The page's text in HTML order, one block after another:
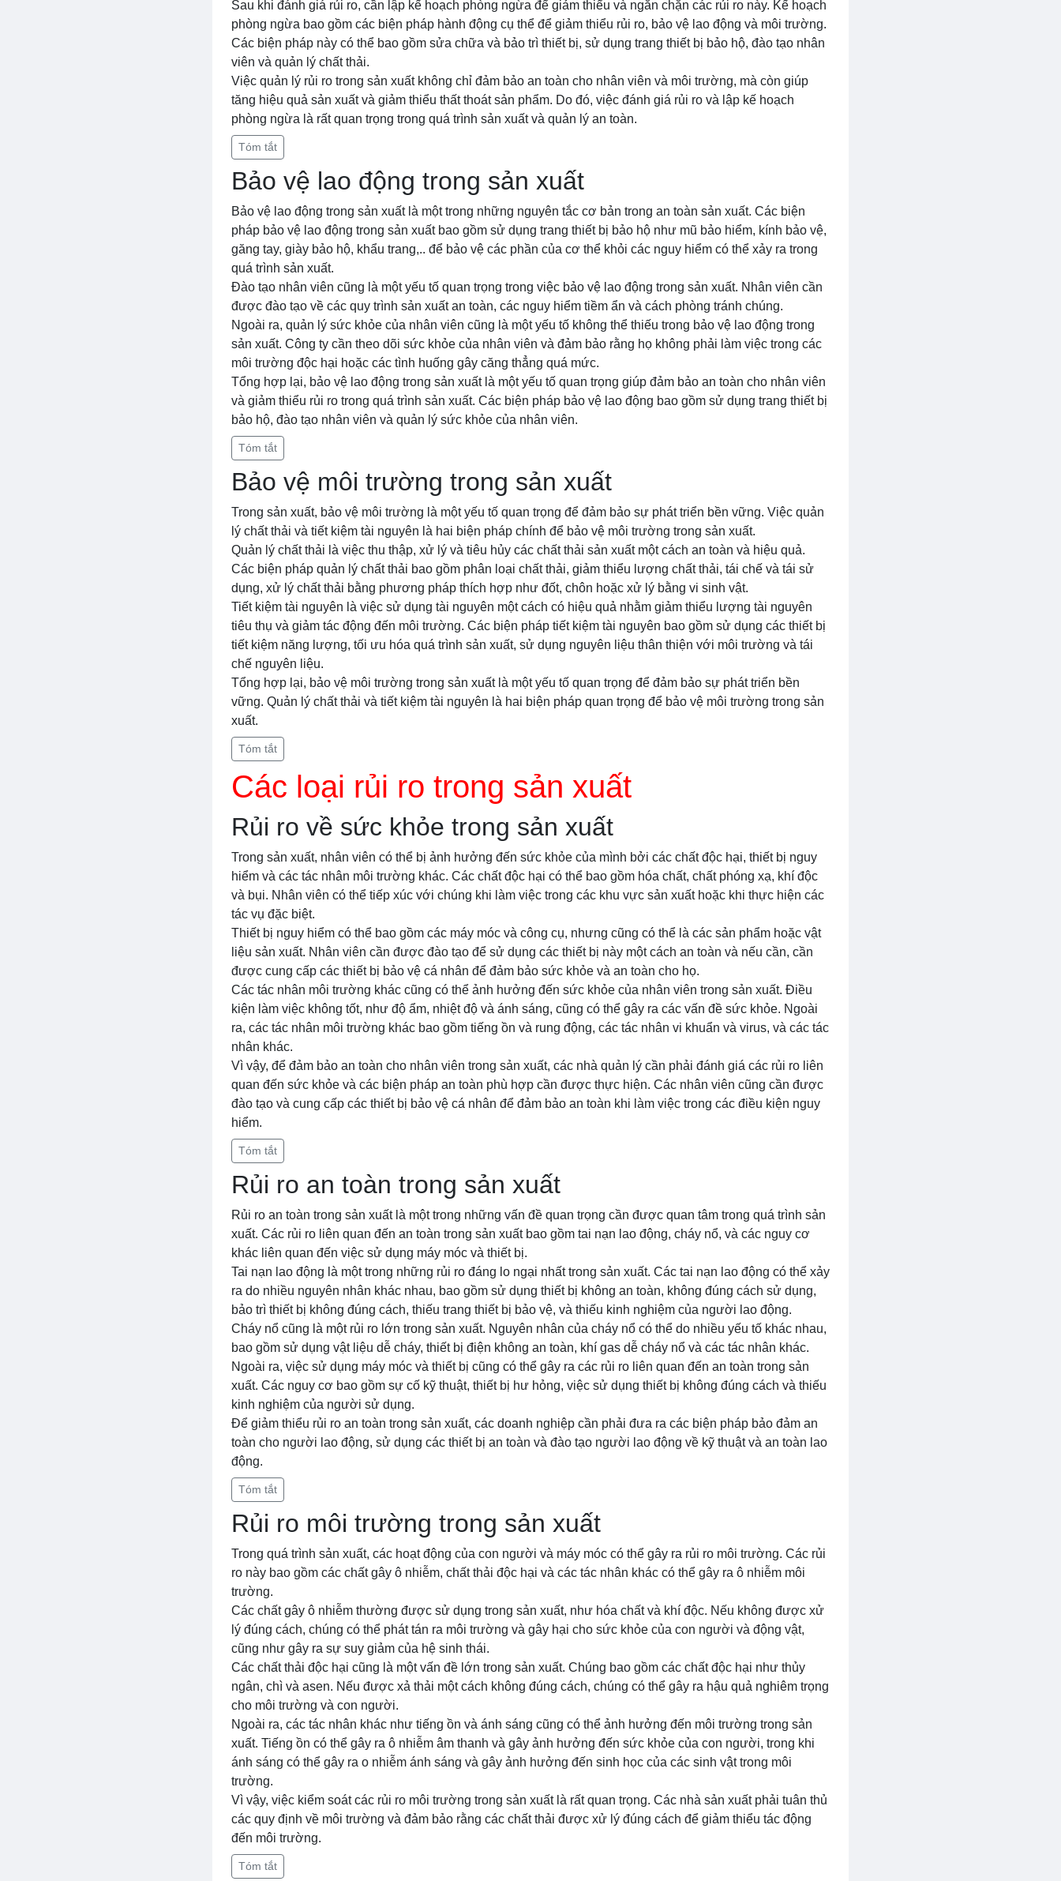
Sau khi đánh giá rủi ro, cần lập kế hoạch phòng ngừa để giảm thiểu và ngăn chặn các rủi ro này. Kế hoạch
phòng ngừa bao gồm các biện pháp hành động cụ thể để giảm thiểu rủi ro, bảo vệ lao động và môi trường.
Các biện pháp này có thể bao gồm sửa chữa và bảo trì thiết bị, sử dụng trang thiết bị bảo hộ, đào tạo nhân
viên và quản lý chất thải.
Việc quản lý rủi ro trong sản xuất không chỉ đảm bảo an toàn cho nhân viên và môi trường, mà còn giúp
tăng hiệu quả sản xuất và giảm thiểu thất thoát sản phẩm. Do đó, việc đánh giá rủi ro và lập kế hoạch
phòng ngừa là rất quan trọng trong quá trình sản xuất và quản lý an toàn.
Tóm tắt
Bảo vệ lao động trong sản xuất
Bảo vệ lao động trong sản xuất là một trong những nguyên tắc cơ bản trong an toàn sản xuất. Các biện
pháp bảo vệ lao động trong sản xuất bao gồm sử dụng trang thiết bị bảo hộ như mũ bảo hiểm, kính bảo vệ,
găng tay, giày bảo hộ, khẩu trang,.. để bảo vệ các phần của cơ thể khỏi các nguy hiểm có thể xảy ra trong
quá trình sản xuất.
Đào tạo nhân viên cũng là một yếu tố quan trọng trong việc bảo vệ lao động trong sản xuất. Nhân viên cần
được đào tạo về các quy trình sản xuất an toàn, các nguy hiểm tiềm ẩn và cách phòng tránh chúng.
Ngoài ra, quản lý sức khỏe của nhân viên cũng là một yếu tố không thể thiếu trong bảo vệ lao động trong
sản xuất. Công ty cần theo dõi sức khỏe của nhân viên và đảm bảo rằng họ không phải làm việc trong các
môi trường độc hại hoặc các tình huống gây căng thẳng quá mức.
Tổng hợp lại, bảo vệ lao động trong sản xuất là một yếu tố quan trọng giúp đảm bảo an toàn cho nhân viên
và giảm thiểu rủi ro trong quá trình sản xuất. Các biện pháp bảo vệ lao động bao gồm sử dụng trang thiết bị
bảo hộ, đào tạo nhân viên và quản lý sức khỏe của nhân viên.
Tóm tắt
Bảo vệ môi trường trong sản xuất
Trong sản xuất, bảo vệ môi trường là một yếu tố quan trọng để đảm bảo sự phát triển bền vững. Việc quản
lý chất thải và tiết kiệm tài nguyên là hai biện pháp chính để bảo vệ môi trường trong sản xuất.
Quản lý chất thải là việc thu thập, xử lý và tiêu hủy các chất thải sản xuất một cách an toàn và hiệu quả.
Các biện pháp quản lý chất thải bao gồm phân loại chất thải, giảm thiểu lượng chất thải, tái chế và tái sử
dụng, xử lý chất thải bằng phương pháp thích hợp như đốt, chôn hoặc xử lý bằng vi sinh vật.
Tiết kiệm tài nguyên là việc sử dụng tài nguyên một cách có hiệu quả nhằm giảm thiểu lượng tài nguyên
tiêu thụ và giảm tác động đến môi trường. Các biện pháp tiết kiệm tài nguyên bao gồm sử dụng các thiết bị
tiết kiệm năng lượng, tối ưu hóa quá trình sản xuất, sử dụng nguyên liệu thân thiện với môi trường và tái
chế nguyên liệu.
Tổng hợp lại, bảo vệ môi trường trong sản xuất là một yếu tố quan trọng để đảm bảo sự phát triển bền
vững. Quản lý chất thải và tiết kiệm tài nguyên là hai biện pháp quan trọng để bảo vệ môi trường trong sản
xuất.
Tóm tắt
Các loại rủi ro trong sản xuất
Rủi ro về sức khỏe trong sản xuất
Trong sản xuất, nhân viên có thể bị ảnh hưởng đến sức khỏe của mình bởi các chất độc hại, thiết bị nguy
hiểm và các tác nhân môi trường khác. Các chất độc hại có thể bao gồm hóa chất, chất phóng xạ, khí độc
và bụi. Nhân viên có thể tiếp xúc với chúng khi làm việc trong các khu vực sản xuất hoặc khi thực hiện các
tác vụ đặc biệt.
Thiết bị nguy hiểm có thể bao gồm các máy móc và công cụ, nhưng cũng có thể là các sản phẩm hoặc vật
liệu sản xuất. Nhân viên cần được đào tạo để sử dụng các thiết bị này một cách an toàn và nếu cần, cần
được cung cấp các thiết bị bảo vệ cá nhân để đảm bảo sức khỏe và an toàn cho họ.
Các tác nhân môi trường khác cũng có thể ảnh hưởng đến sức khỏe của nhân viên trong sản xuất. Điều
kiện làm việc không tốt, như độ ẩm, nhiệt độ và ánh sáng, cũng có thể gây ra các vấn đề sức khỏe. Ngoài
ra, các tác nhân môi trường khác bao gồm tiếng ồn và rung động, các tác nhân vi khuẩn và virus, và các tác
nhân khác.
Vì vậy, để đảm bảo an toàn cho nhân viên trong sản xuất, các nhà quản lý cần phải đánh giá các rủi ro liên
quan đến sức khỏe và các biện pháp an toàn phù hợp cần được thực hiện. Các nhân viên cũng cần được
đào tạo và cung cấp các thiết bị bảo vệ cá nhân để đảm bảo an toàn khi làm việc trong các điều kiện nguy
hiểm.
Tóm tắt
Rủi ro an toàn trong sản xuất
Rủi ro an toàn trong sản xuất là một trong những vấn đề quan trọng cần được quan tâm trong quá trình sản
xuất. Các rủi ro liên quan đến an toàn trong sản xuất bao gồm tai nạn lao động, cháy nổ, và các nguy cơ
khác liên quan đến việc sử dụng máy móc và thiết bị.
Tai nạn lao động là một trong những rủi ro đáng lo ngại nhất trong sản xuất. Các tai nạn lao động có thể xảy
ra do nhiều nguyên nhân khác nhau, bao gồm sử dụng thiết bị không an toàn, không đúng cách sử dụng,
bảo trì thiết bị không đúng cách, thiếu trang thiết bị bảo vệ, và thiếu kinh nghiệm của người lao động.
Cháy nổ cũng là một rủi ro lớn trong sản xuất. Nguyên nhân của cháy nổ có thể do nhiều yếu tố khác nhau,
bao gồm sử dụng vật liệu dễ cháy, thiết bị điện không an toàn, khí gas dễ cháy nổ và các tác nhân khác.
Ngoài ra, việc sử dụng máy móc và thiết bị cũng có thể gây ra các rủi ro liên quan đến an toàn trong sản
xuất. Các nguy cơ bao gồm sự cố kỹ thuật, thiết bị hư hỏng, việc sử dụng thiết bị không đúng cách và thiếu
kinh nghiệm của người sử dụng.
Để giảm thiểu rủi ro an toàn trong sản xuất, các doanh nghiệp cần phải đưa ra các biện pháp bảo đảm an
toàn cho người lao động, sử dụng các thiết bị an toàn và đào tạo người lao động về kỹ thuật và an toàn lao
động.
Tóm tắt
Rủi ro môi trường trong sản xuất
Trong quá trình sản xuất, các hoạt động của con người và máy móc có thể gây ra rủi ro môi trường. Các rủi
ro này bao gồm các chất gây ô nhiễm, chất thải độc hại và các tác nhân khác có thể gây ra ô nhiễm môi
trường.
Các chất gây ô nhiễm thường được sử dụng trong sản xuất, như hóa chất và khí độc. Nếu không được xử
lý đúng cách, chúng có thể phát tán ra môi trường và gây hại cho sức khỏe của con người và động vật,
cũng như gây ra sự suy giảm của hệ sinh thái.
Các chất thải độc hại cũng là một vấn đề lớn trong sản xuất. Chúng bao gồm các chất độc hại như thủy
ngân, chì và asen. Nếu được xả thải một cách không đúng cách, chúng có thể gây ra hậu quả nghiêm trọng
cho môi trường và con người.
Ngoài ra, các tác nhân khác như tiếng ồn và ánh sáng cũng có thể ảnh hưởng đến môi trường trong sản
xuất. Tiếng ồn có thể gây ra ô nhiễm âm thanh và gây ảnh hưởng đến sức khỏe của con người, trong khi
ánh sáng có thể gây ra o nhiễm ánh sáng và gây ảnh hưởng đến sinh học của các sinh vật trong môi
trường.
Vì vậy, việc kiểm soát các rủi ro môi trường trong sản xuất là rất quan trọng. Các nhà sản xuất phải tuân thủ
các quy định về môi trường và đảm bảo rằng các chất thải được xử lý đúng cách để giảm thiểu tác động
đến môi trường.
Tóm tắt